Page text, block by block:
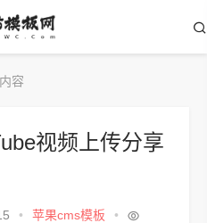
容
视频上传分享
• 苹果cms模板
•